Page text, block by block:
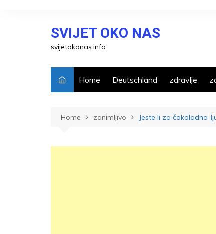
SVIJET OKO NAS
svijetokonas.info
Home Deutschland zdravlje
Home zanimljivo Jeste li za čokoladno-